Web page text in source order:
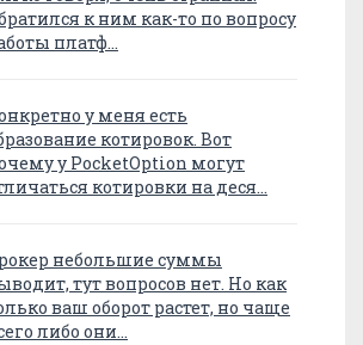
к ним как-то по вопросу
платф…
у меня есть
котировок. Вот
у PocketOption могут
котировки на деся…
небольшие суммы
тут вопросов нет. Но как
ваш оборот растет, но чаще
либо они…